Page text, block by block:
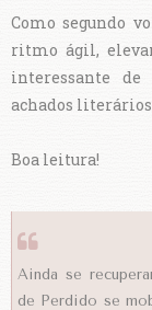
Como segundo
ritmo ágil,
interessante de
achados literários
Boa leitura!
Ainda se
de Perdido se